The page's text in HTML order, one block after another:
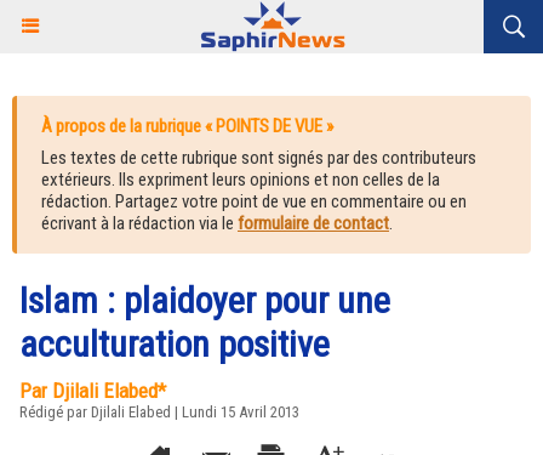
À propos de la rubrique « POINTS DE VUE »
Les textes de cette rubrique sont signés par des contributeurs
extérieurs. Ils expriment leurs opinions et non celles de la
rédaction. Partagez votre point de vue en commentaire ou en
écrivant à la rédaction via le formulaire de contact.
Islam : plaidoyer pour une
acculturation positive
Par Djilali Elabed*
Rédigé par Djilali Elabed | Lundi 15 Avril 2013